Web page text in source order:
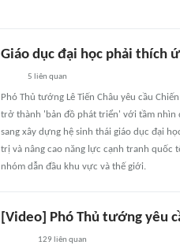
Giáo dục đại học phải thích
5 liên quan
Phó Thủ tướng Lê Tiến Châu yêu cầu
trở thành 'bản đồ phát triển' với tầm nhìn
sang xây dựng hệ sinh thái giáo dục đại
trị và nâng cao năng lực cạnh tranh quốc
nhóm dẫn đầu khu vực và thế giới.
[Video] Phó Thủ tướng yêu
129 liên quan